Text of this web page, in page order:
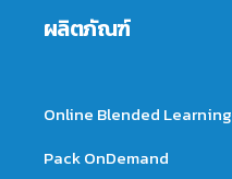
ผลิตภัณฑ์
Online Blended Learning
Pack OnDemand